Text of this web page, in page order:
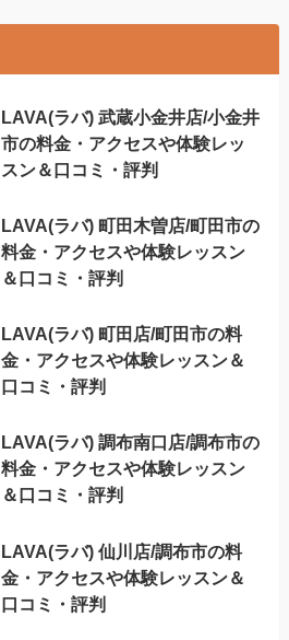
LAVA(ラバ) 武蔵小金井店/小金井
市の料金・アクセスや体験レッ
スン＆口コミ・評判
LAVA(ラバ) 町田木曽店/町田市の
料金・アクセスや体験レッスン
＆口コミ・評判
LAVA(ラバ) 町田店/町田市の料
金・アクセスや体験レッスン＆
口コミ・評判
LAVA(ラバ) 調布南口店/調布市の
料金・アクセスや体験レッスン
＆口コミ・評判
LAVA(ラバ) 仙川店/調布市の料
金・アクセスや体験レッスン＆
口コミ・評判